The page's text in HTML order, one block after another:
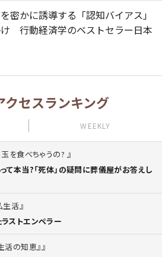
密かに誘導する「認知バイアス」
行動経済学のベストセラー日本
クセスランキング
WEEKLY
を食べちゃうの?
て本当?「死体」の疑問に葬儀屋がお答えし
生活
ストエンペラー
活の知恵』